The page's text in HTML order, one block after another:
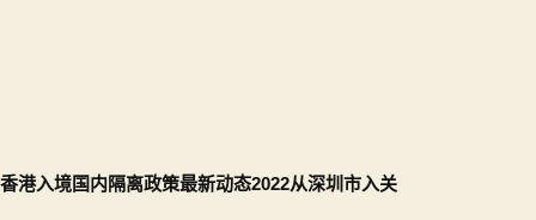
香港入境国内隔离政策最新动态2022从深圳市入关